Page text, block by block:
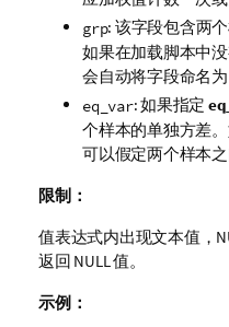
grp: 该字段包含两
如果在加载脚本中
会自动将字段命名为
eq_var: 如果指定
个样本的单独方差
可以假定两个样本之
限制：
值表达式内出现文本值，
返回 NULL 值。
示例：